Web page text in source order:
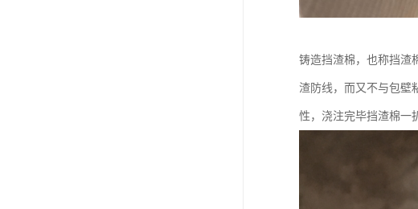
铸造挡渣棉，也称挡渣
渣防线，而又不与包壁
性，浇注完毕挡渣棉一